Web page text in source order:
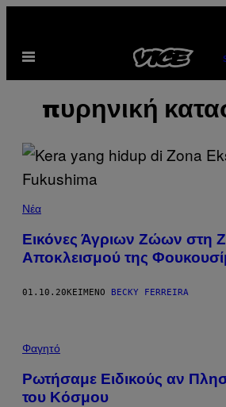
περιεχόμενο
Ανοίξτε
μενού
πυρηνική
Νέα
Εικόνες Άγριων Ζώων στη
Αποκλεισμού της
01.10.20 ΚΕΊΜΕΝΟ BECKY FERREIRA
Φαγητό
Ρωτήσαμε Ειδικούς αν
του Κόσμου